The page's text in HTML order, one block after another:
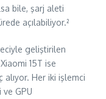
bile, şarj aleti
açılabiliyor.²
geliştirilen
15T ise
Her iki işlemci
GPU